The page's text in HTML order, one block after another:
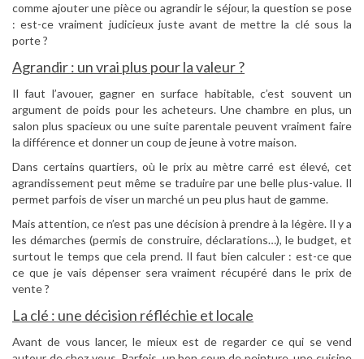
comme ajouter une pièce ou agrandir le séjour, la question se pose
: est-ce vraiment judicieux juste avant de mettre la clé sous la
porte ?
Agrandir : un vrai plus pour la valeur ?
Il faut l’avouer, gagner en surface habitable, c’est souvent un
argument de poids pour les acheteurs. Une chambre en plus, un
salon plus spacieux ou une suite parentale peuvent vraiment faire
la différence et donner un coup de jeune à votre maison.
Dans certains quartiers, où le prix au mètre carré est élevé, cet
agrandissement peut même se traduire par une belle plus-value. Il
permet parfois de viser un marché un peu plus haut de gamme.
Mais attention, ce n’est pas une décision à prendre à la légère. Il y a
les démarches (permis de construire, déclarations…), le budget, et
surtout le temps que cela prend. Il faut bien calculer : est-ce que
ce que je vais dépenser sera vraiment récupéré dans le prix de
vente ?
La clé : une décision réfléchie et locale
Avant de vous lancer, le mieux est de regarder ce qui se vend